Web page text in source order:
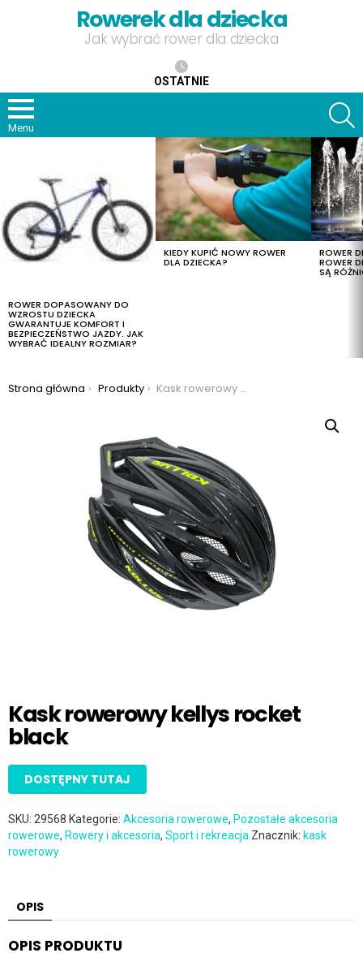
Rowerek dla dziecka
Jak wybrać rower dla dziecka
OSTATNIE
Menu
ROWER DOPASOWANY DO
WZROSTU DZIECKA
GWARANTUJE KOMFORT I
BEZPIECZEŃSTWO JAZDY. JAK
WYBRAĆ IDEALNY ROZMIAR?
KIEDY KUPIĆ NOWY ROWER
DLA DZIECKA?
ROWER
ROWER
SĄ
Jesteś tutaj:
Strona główna Produkty Kask rowerowy kellys rocket black
Kask rowerowy kellys rocket
black
DOSTĘPNY TUTAJ
SKU: 29568 Kategorie: Akcesoria rowerowe, Pozostałe akcesoria
rowerowe, Rowery i akcesoria, Sport i rekreacja Znacznik: kask
rowerowy
OPIS
OPIS PRODUKTU